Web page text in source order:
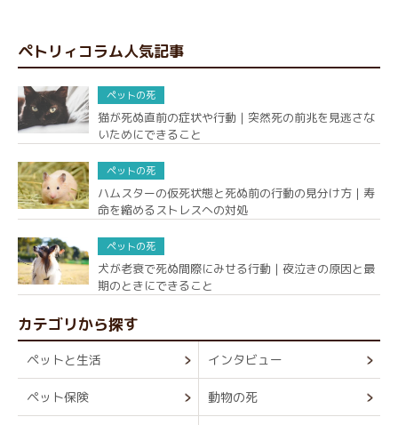
ペトリィコラム人気記事
ペットの死
猫が死ぬ直前の症状や行動｜突然死の前兆を見逃さな
いためにできること
ペットの死
ハムスターの仮死状態と死ぬ前の行動の見分け方｜寿
命を縮めるストレスへの対処
ペットの死
犬が老衰で死ぬ間際にみせる行動｜夜泣きの原因と最
期のときにできること
カテゴリから探す
ペットと生活 インタビュー
ペット保険 動物の死